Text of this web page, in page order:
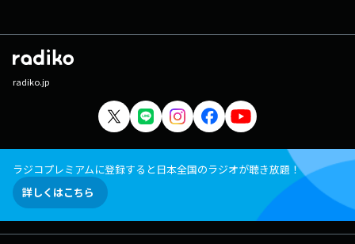
radiko.jp
ラジコプレミアムに登録すると日本全国のラジオが聴き放題！
詳しくはこちら